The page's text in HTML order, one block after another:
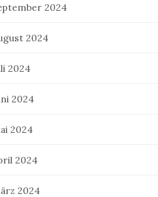
2024
2024
2024
2024
2024
2024
2024